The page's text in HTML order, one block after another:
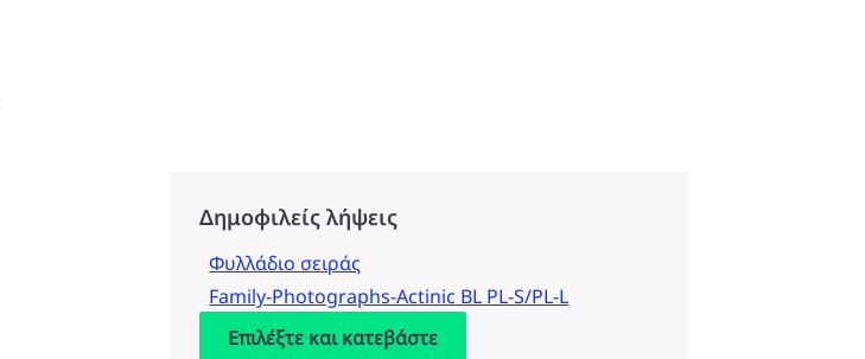
Δημοφιλείς λήψεις
Φυλλάδιο σειράς
Family-Photographs-Actinic BL PL-S/PL-L
Επιλέξτε και κατεβάστε